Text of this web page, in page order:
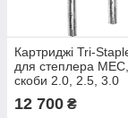
Картриджі Tri-
для степлера
скоби 2.0, 2.5, 3.0
довжина шва 60
12 700 ₴